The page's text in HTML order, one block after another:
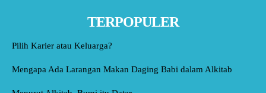
TERPOPULER
Pilih Karier atau Keluarga?
Mengapa Ada Larangan Makan Daging Babi dalam Alkitab